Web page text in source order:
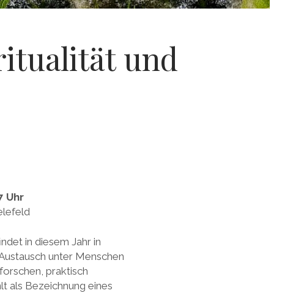
und
Uhr
in diesem Jahr in
unter Menschen
praktisch
als Bezeichnung eines